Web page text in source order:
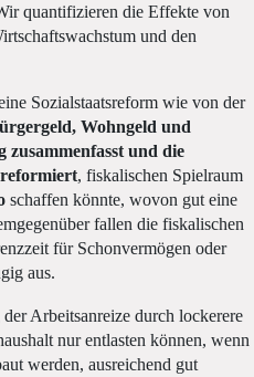
quantifizieren die Effekte von
und den
Sozialstaatsreform wie von der
Wohngeld und
und die
, fiskalischen Spielraum
schaffen könnte, wovon gut eine
fallen die fiskalischen
für Schonvermögen oder
aus.
Arbeitsanreize durch lockerere
nur entlasten können, wenn
werden, ausreichend gut